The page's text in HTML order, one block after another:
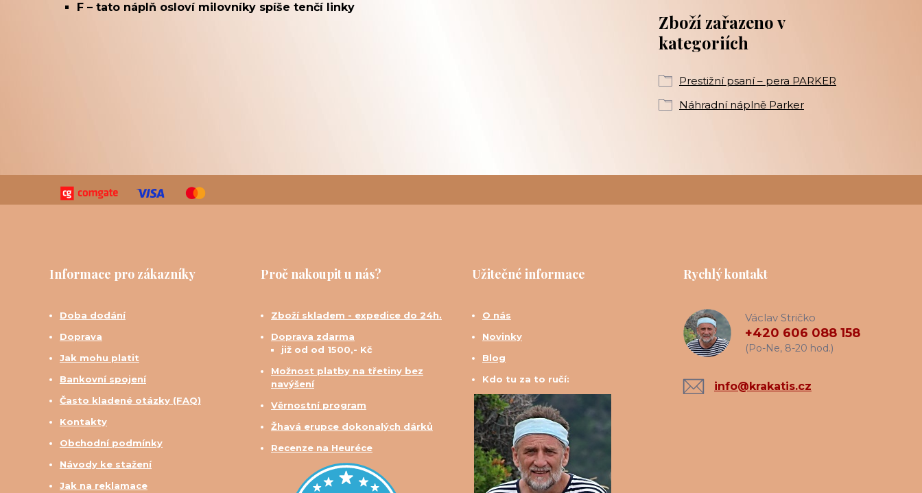
F – tato náplň osloví milovníky spíše tenčí linky
Zboží zařazeno v
kategoriích
Prestižní psaní – pera PARKER
Náhradní náplně Parker
Informace pro zákazníky
Doba dodání
Doprava
Jak mohu platit
Bankovní spojení
Často kladené otázky (FAQ)
Kontakty
Obchodní podmínky
Návody ke stažení
Jak na reklamace
Proč nakoupit u nás?
Zboží skladem - expedice do 24h.
Doprava zdarma
již od od 1500,- Kč
Možnost platby na třetiny bez
navýšení
Věrnostní program
Žhavá erupce dokonalých dárků
Recenze na Heuréce
Užitečné informace
O nás
Novinky
Blog
Kdo tu za to ručí:
Rychlý kontakt
Václav Stričko
+420 606 088 158
(Po-Ne, 8-20 hod.)
info@krakatis.cz